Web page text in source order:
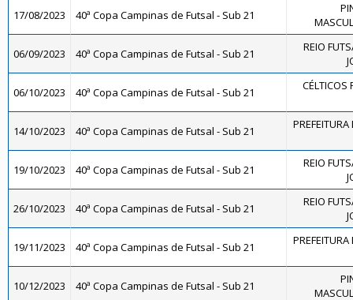
17/08/2023 40ª Copa Campinas de Futsal - Sub 21
06/09/2023 40ª Copa Campinas de Futsal - Sub 21
REIO
06/10/2023 40ª Copa Campinas de Futsal - Sub 21 CÉLTICOS
14/10/2023 40ª Copa Campinas de Futsal - Sub 21
19/10/2023 40ª Copa Campinas de Futsal - Sub 21
REIO
26/10/2023 40ª Copa Campinas de Futsal - Sub 21
REIO
19/11/2023 40ª Copa Campinas de Futsal - Sub 21
10/12/2023 40ª Copa Campinas de Futsal - Sub 21